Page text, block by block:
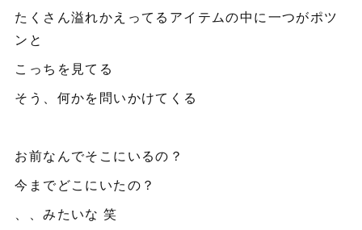
たくさん溢れかえってるアイテムの中に一つがポツ
ンと
こっちを見てる
そう、何かを問いかけてくる
お前なんでそこにいるの？
今までどこにいたの？
、、みたいな 笑